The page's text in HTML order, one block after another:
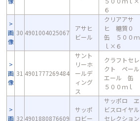
６
画
像
30 4901004025067
アサヒ
ビール
クリアアサ
ヒ 糖質０
缶 ５００ｍ
ｌ×６
画
像
31 4901777269484
サント
リーホ
ールデ
ィング
ス
クラフトセレ
クト ペール
エール 缶
５００ｍｌ
画 32 4901880876609
サッポ
ロビー
サッポロ ヱ
ビスロイヤル
セレクション